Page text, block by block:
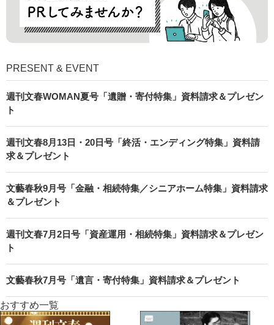
PRESENT & EVENT
週刊文春WOMAN夏号「遺贈・寄付特集」資料請求＆プレゼン
ト
週刊文春8月13日・20日号「終活・エンディング特集」資料請
求＆プレゼント
文藝春秋9月号「金融・相続特集／シニアホーム特集」資料請求
＆プレゼント
週刊文春7月2日号「資産運用・相続特集」資料請求＆プレゼン
ト
文藝春秋7月号「遺言・寄付特集」資料請求＆プレゼント
おすすめ一覧